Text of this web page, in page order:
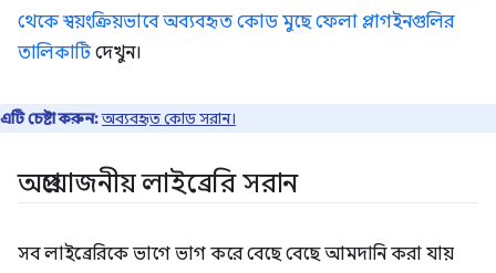
থেকে স্বয়ংক্রিয়ভাবে অব্যবহৃত কোড মুছে ফেলা প্লাগইনগুলির
তালিকাটিদেখুন।
এটি চেষ্টা করুন:অব্যবহৃত কোড সরান।
অপ্রয়োজনীয় লাইব্রেরি সরান
সব লাইব্রেরিকে ভাগে ভাগ করে বেছে বেছে আমদানি করা যায়